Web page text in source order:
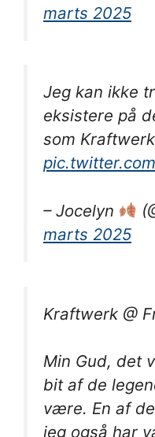
marts 2025
Jeg kan ikke
eksistere på
som
– Jocelyn
marts 2025
Kraftwerk @
Min Gud, det
bit af de
være. En af
jeg også har